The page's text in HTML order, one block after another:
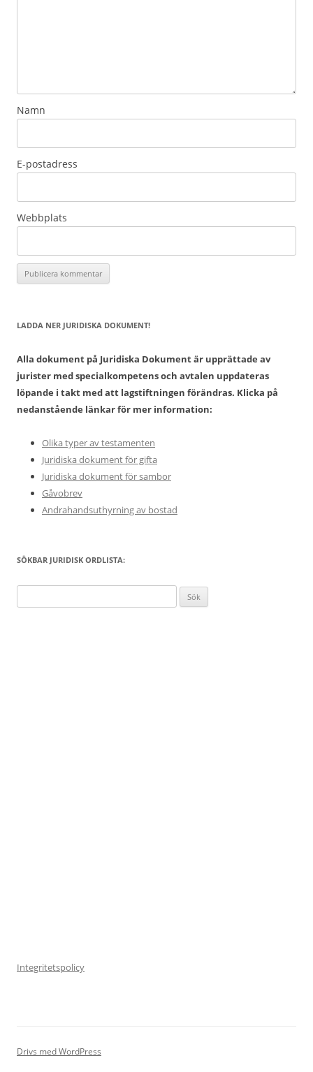
Namn
E-postadress
Webbplats
LADDA NER JURIDISKA DOKUMENT!
Alla dokument på Juridiska Dokument är upprättade av
jurister med specialkompetens och avtalen uppdateras
löpande i takt med att lagstiftningen förändras. Klicka på
nedanstående länkar för mer information:
Olika typer av testamenten
Juridiska dokument för gifta
Juridiska dokument för sambor
Gåvobrev
Andrahandsuthyrning av bostad
SÖKBAR JURIDISK ORDLISTA:
ö
Integritetspolicy
Drivs med WordPress